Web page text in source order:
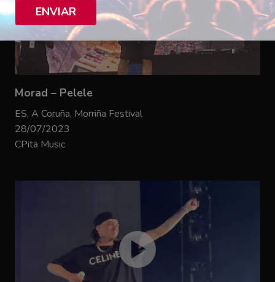
Morad – Pelele
ES, A Coruña, Morriña Festival
28/07/2023
CPita Music
ENVIAR